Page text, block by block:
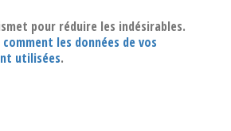
pour réduire les indésirables.
les données de vos
utilisées.